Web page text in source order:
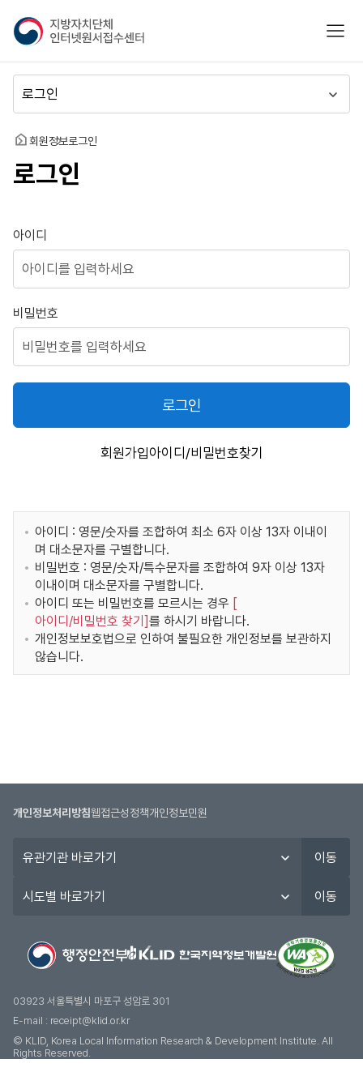
지
방
자
치
단
체
인
넷
접
수
센
모바
뉴
동
홈 회원정보로그인
로그인
로그인
아이디
비밀번호
로그인
회원가입아이디/비밀번호찾기
아이디 : 영문/숫자를 조합하여 최소 6자 이상 13자 이내이
며 대소문자를 구별합니다.
비밀번호 : 영문/숫자/특수문자를 조합하여 9자 이상 13자
이내이며 대소문자를 구별합니다.
아이디 또는 비밀번호를 모르시는 경우 [
아이디/비밀번호 찾기 ]를 하시기 바랍니다.
개인정보보호법으로 인하여 불필요한 개인정보를 보관하지
않습니다.
개인정보처리방침웹접근성정책개인정보민원
관
이동
도
기
이동
03923 서울특별시 마포구 성암로 301
E-mail : receipt@klid.or.kr
© KLID, Korea Local Information Research & Development Institute. AII
Rights Reserved.